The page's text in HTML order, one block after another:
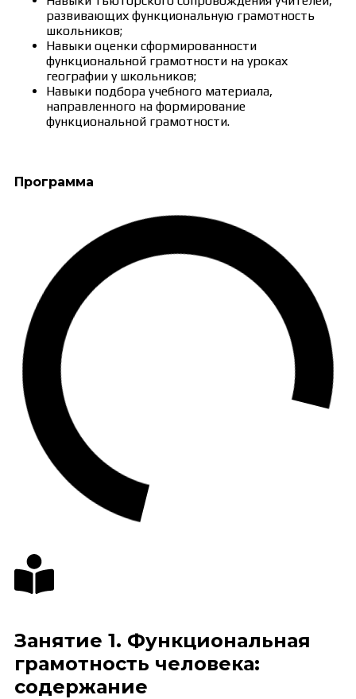
развивающих функциональную грамотность
школьников;
Навыки оценки сформированности
функциональной грамотности на уроках
географии у школьников;
Навыки подбора учебного материала,
направленного на формирование
функциональной грамотности.
Программа
Занятие 1. Функциональная
грамотность человека:
содержание